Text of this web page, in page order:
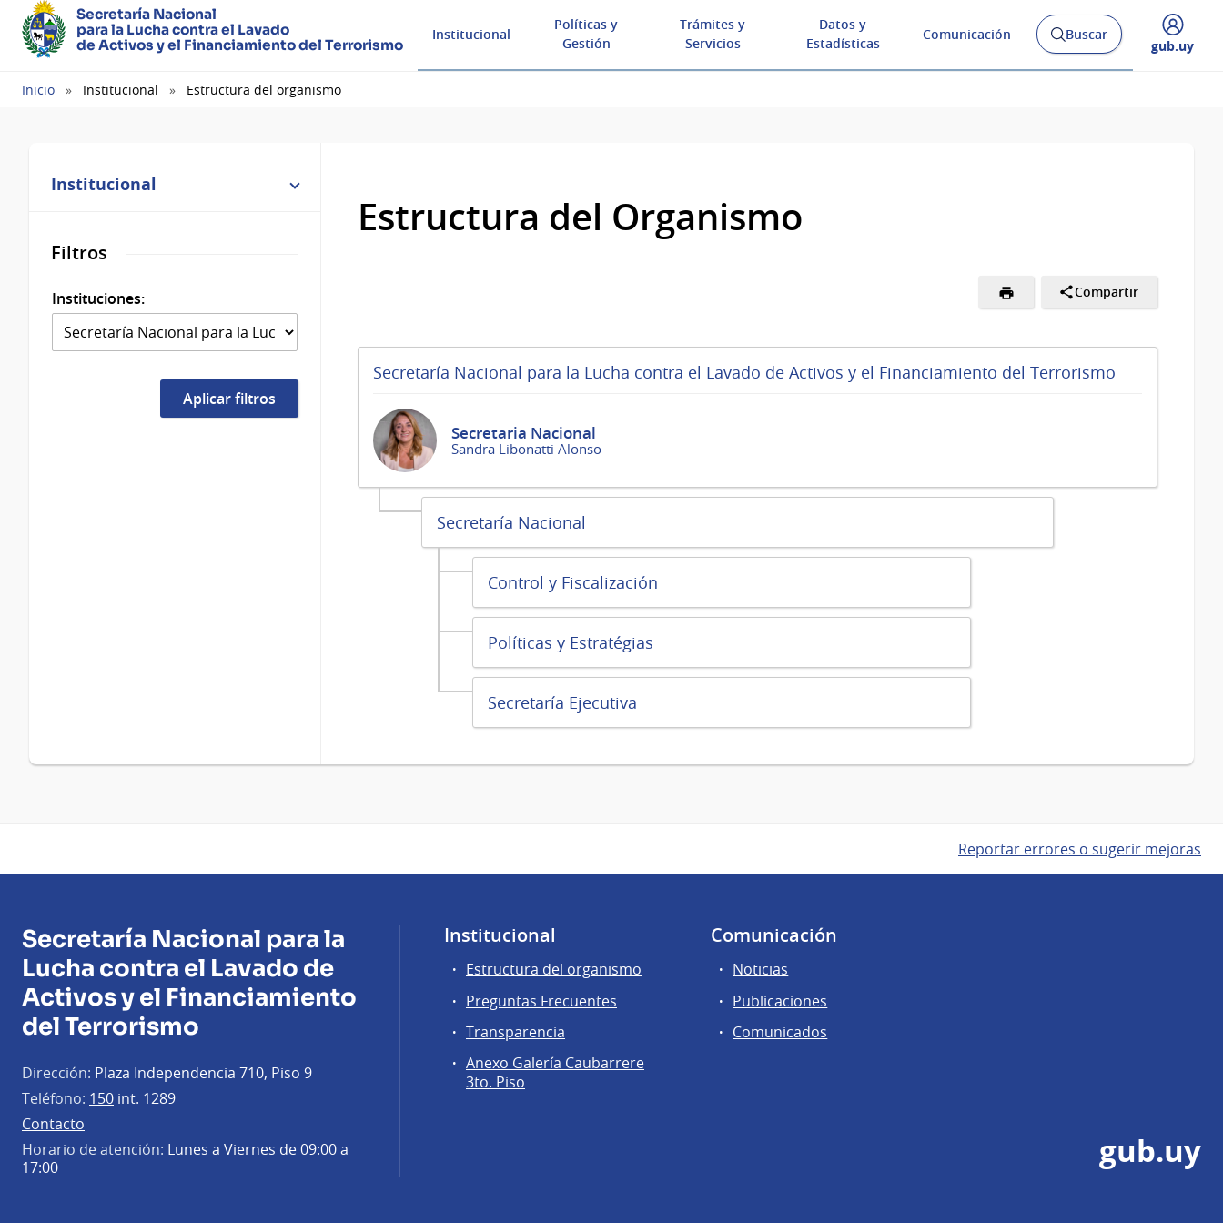
Secretaría Nacional
para la Lucha contra el Lavado
de Activos y el Financiamiento del Terrorismo
Institucional
Políticas y
Gestión
Trámites y
Servicios
Datos y
Estadísticas
Comunicación
AbrirBuscar
Desplegar
gub.uy
Ruta
Inicio Institucional Estructura del organismo
Institucional
Filtros
Instituciones:
Estructura del Organismo
Compartir
Secretaría Nacional para la Lucha contra el Lavado de Activos y el Financiamiento del Terrorismo
Secretaria Nacional
Sandra Libonatti Alonso
Secretaría Nacional
Control y Fiscalización
Políticas y Estratégias
Secretaría Ejecutiva
Reportar errores o sugerir mejoras
Secretaría Nacional para la
Lucha contra el Lavado de
Activos y el Financiamiento
del Terrorismo
Dirección: Plaza Independencia 710, Piso 9
Teléfono: 150 int. 1289
Contacto
Horario de atención: Lunes a Viernes de 09:00 a
17:00
Institucional
Estructura del organismo
Preguntas Frecuentes
Transparencia
Anexo Galería Caubarrere
3to. Piso
Comunicación
Noticias
Publicaciones
Comunicados
gub.uy